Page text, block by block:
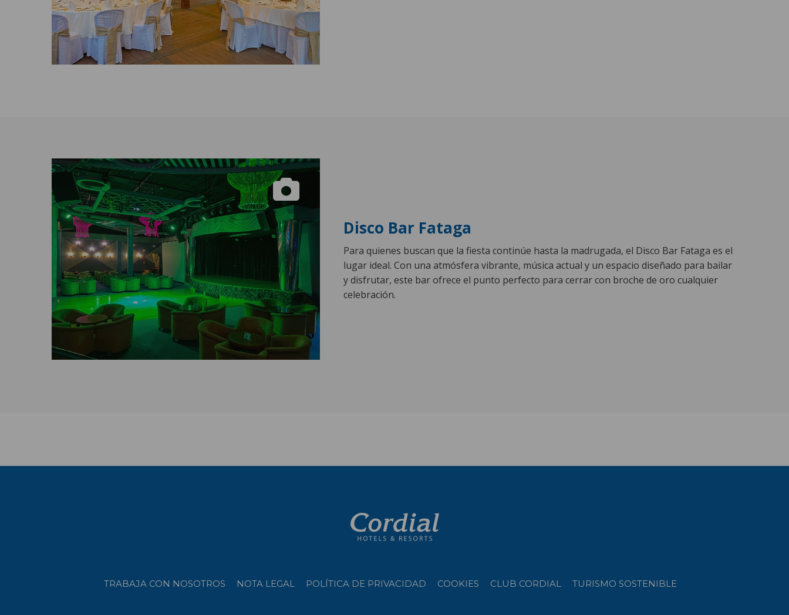
Disco Bar Fataga
Para quienes buscan que la fiesta continúe hasta la madrugada, el Disco Bar Fataga es el
lugar ideal. Con una atmósfera vibrante, música actual y un espacio diseñado para bailar
y disfrutar, este bar ofrece el punto perfecto para cerrar con broche de oro cualquier
celebración.
TRABAJA CON NOSOTROS NOTA LEGAL POLÍTICA DE PRIVACIDAD COOKIES CLUB CORDIAL TURISMO SOSTENIBLE